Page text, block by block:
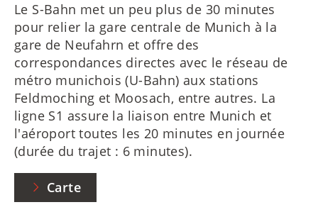
Le S-Bahn met un peu plus de 30 minutes
pour relier la gare centrale de Munich à la
gare de Neufahrn et offre des
correspondances directes avec le réseau de
métro munichois (U-Bahn) aux stations
Feldmoching et Moosach, entre autres. La
ligne S1 assure la liaison entre Munich et
l'aéroport toutes les 20 minutes en journée
(durée du trajet : 6 minutes).
Carte